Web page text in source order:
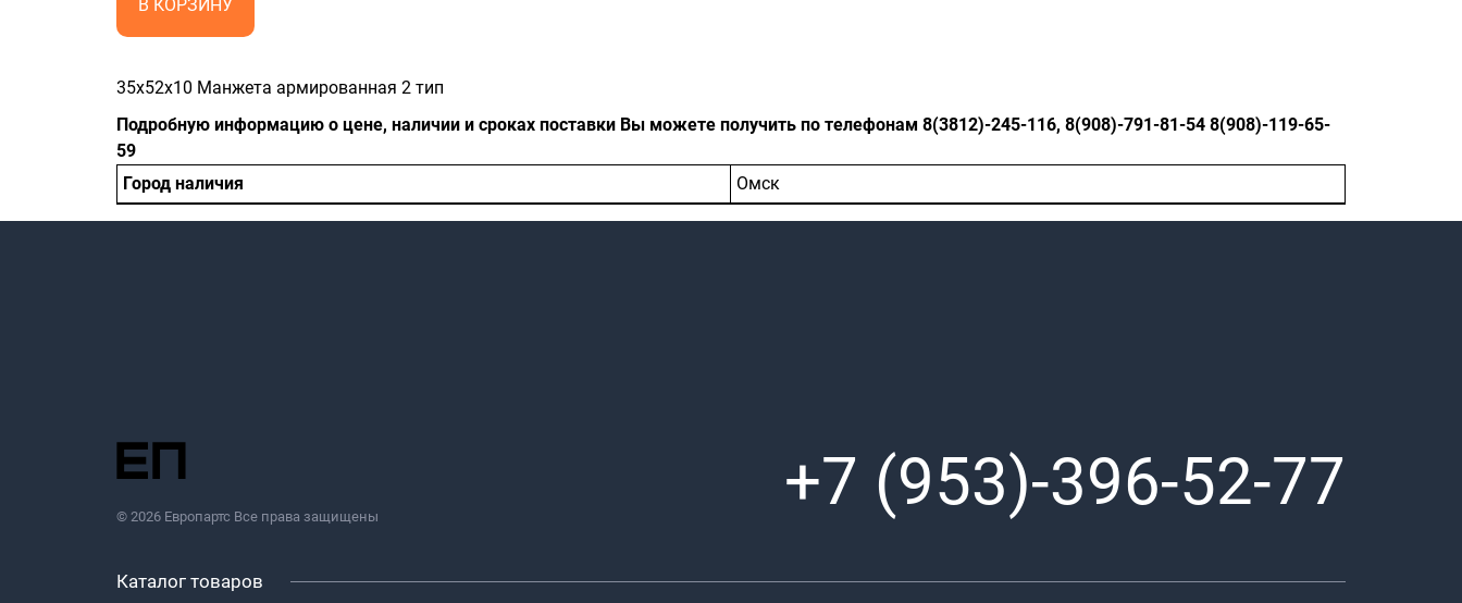
В КОРЗИНУ
35x52x10 Манжета армированная 2 тип
Подробную информацию о цене, наличии и сроках поставки Вы можете получить по телефонам 8(3812)-245-116, 8(908)-791-81-54 8(908)-119-65-
59
Город наличия
Омск
© 2026 Европартс Все права защищены +7 (953)-396-52-77
Каталог товаров